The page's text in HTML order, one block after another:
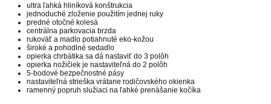
ultra ľahká hliníková konštrukcia
jednoduché zloženie použitím jednej ruky
predné otočné kolesá
centrálna parkovacia brzda
rukoväť a madlo potiahnuté eko-kožou
široké a pohodlné sedadlo
opierka chrbátika sa dá nastaviť do 3 polôh
opierka nožičiek je nastaviteľná do 2 polôh
5-bodové bezpečnostné pásy
nastaviteľná strieška vrátane rodičovského okienka
ramenný popruh služiaci na ľahké prenášanie kočíka